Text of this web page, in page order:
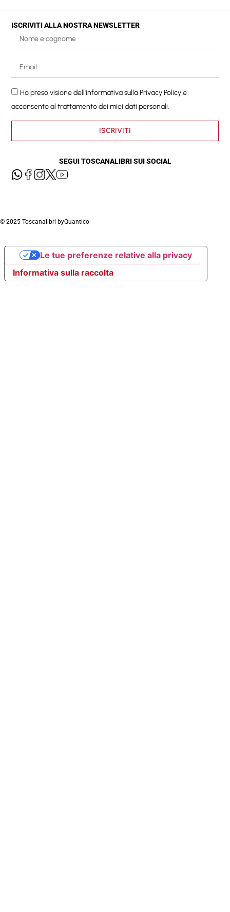
ISCRIVITI ALLA NOSTRA NEWSLETTER
Ho preso visione dell'informativa sullaPrivacy Policye
acconsento al trattamento dei miei dati personali.
ISCRIVITI
SEGUI TOSCANALIBRI SUI SOCIAL
© 2025 Toscanalibri byQuantico
Informativa sulla raccolta
Le tue preferenze relative alla privacy